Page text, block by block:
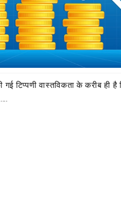
गई टिप्पणी वास्तविकता के करीब ही